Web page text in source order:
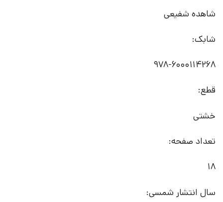
شاهده شفیعی
شابک:
978-6000114268
قطع:
خشتی
تعداد صفحه:
18
سال انتشار شمسی: